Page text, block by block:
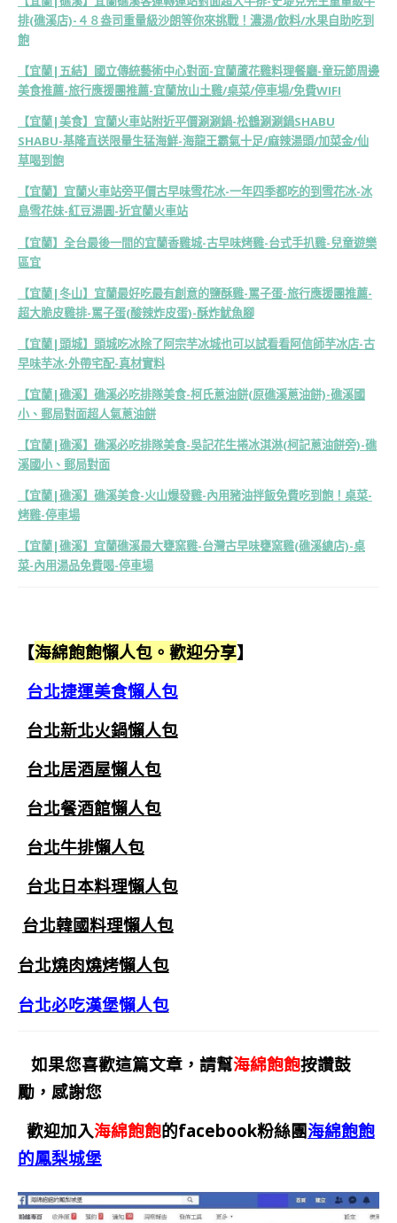
排(礁溪店)-４８盎司重量級沙朗等你來挑戰！濃湯/飲料/水果自助吃到
飽
【宜蘭|五結】國立傳統藝術中心對面-宜蘭蘆花雞料理餐廳-童玩節周邊
美食推薦-旅行應援團推薦-宜蘭放山土雞/桌菜/停車場/免費WIFI
【宜蘭|美食】宜蘭火車站附近平價涮涮鍋-松鶴涮涮鍋SHABU
SHABU-基隆直送限量生猛海鮮-海龍王霸氣十足/麻辣湯頭/加菜金/仙
草喝到飽
【宜蘭】宜蘭火車站旁平價古早味雪花冰-一年四季都吃的到雪花冰-冰
島雪花妹-紅豆湯圓-近宜蘭火車站
【宜蘭】全台最後一間的宜蘭香雞城-古早味烤雞-台式手扒雞-兒童遊樂
區宜
【宜蘭|冬山】宜蘭最好吃最有創意的鹽酥雞-罵子蛋-旅行應援團推薦-
超大脆皮雞排-罵子蛋(酸辣炸皮蛋)-酥炸魷魚腳
【宜蘭|頭城】頭城吃冰除了阿宗芋冰城也可以試看看阿信師芋冰店-古
早味芋冰-外帶宅配-真材實料
【宜蘭|礁溪】礁溪必吃排隊美食-柯氏蔥油餅(原礁溪蔥油餅)-礁溪國
小、郵局對面超人氣蔥油餅
【宜蘭|礁溪】礁溪必吃排隊美食-吳記花生捲冰淇淋(柯記蔥油餅旁)-礁
溪國小、郵局對面
【宜蘭|礁溪】礁溪美食-火山爆發雞-內用豬油拌飯免費吃到飽！桌菜-
烤雞-停車場
【宜蘭|礁溪】宜蘭礁溪最大甕窯雞-台灣古早味甕窯雞(礁溪總店)-桌
菜-內用湯品免費喝-停車場
【海綿飽飽懶人包。歡迎分享】
台北捷運美食懶人包
台北新北火鍋懶人包
台北居酒屋懶人包
台北餐酒館懶人包
台北牛排懶人包
台北日本料理懶人包
台北韓國料理懶人包
台北燒肉燒烤懶人包
台北必吃漢堡懶人包
如果您喜歡這篇文章，請幫海綿飽飽按讚鼓
勵，感謝您
歡迎加入海綿飽飽的facebook粉絲團海綿飽飽
的鳳梨城堡